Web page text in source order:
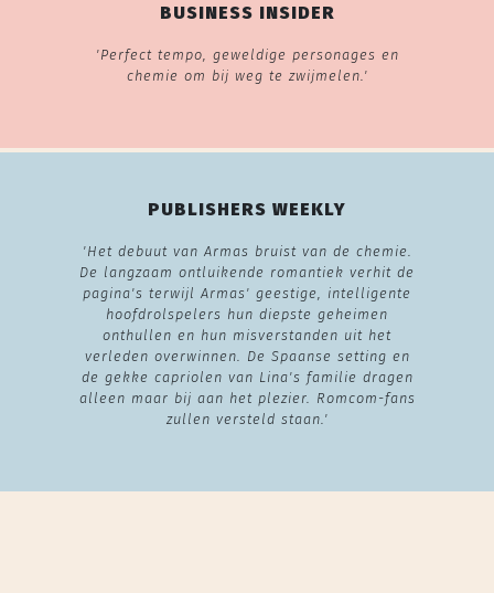
BUSINESS INSIDER
'Perfect tempo, geweldige personages en
chemie om bij weg te zwijmelen.'
PUBLISHERS WEEKLY
'Het debuut van Armas bruist van de chemie.
De langzaam ontluikende romantiek verhit de
pagina's terwijl Armas' geestige, intelligente
hoofdrolspelers hun diepste geheimen
onthullen en hun misverstanden uit het
verleden overwinnen. De Spaanse setting en
de gekke capriolen van Lina's familie dragen
alleen maar bij aan het plezier. Romcom-fans
zullen versteld staan.'